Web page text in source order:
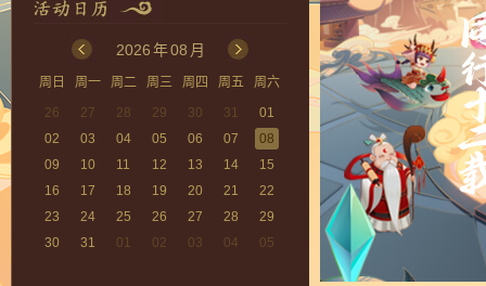
2026年08 月
周日 周一 周二 周三 周四 周五
周六
26
27 28 29 30 31
01
02
03 04 05 06 07
08
09
10 11 12 13 14
15
16
17 18 19 20 21
22
23
24 25 26 27 28
29
30
31 01 02 03 04 05